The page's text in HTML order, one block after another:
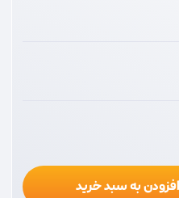
افزودن به سبد خرید